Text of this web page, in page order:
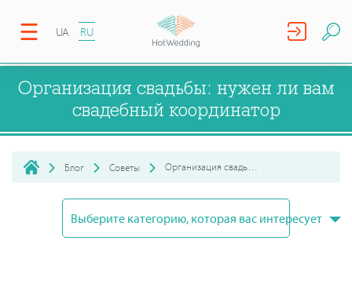
UA RU
Организация свадьбы: нужен ли вам
свадебный координатор
Блог Советы
Выберите категорию, которая вас интересует